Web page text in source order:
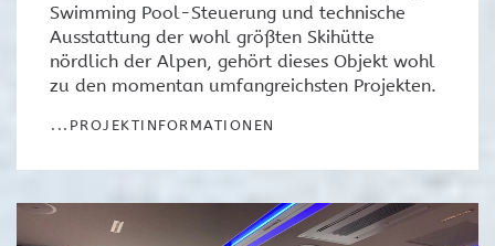
Swimming Pool-Steuerung und technische
Ausstattung der wohl größten Skihütte
nördlich der Alpen, gehört dieses Objekt wohl
zu den momentan umfangreichsten Projekten.
...PROJEKTINFORMATIONEN